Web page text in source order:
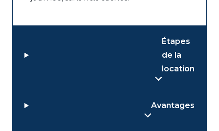
Étapes
de la
location
Avantages